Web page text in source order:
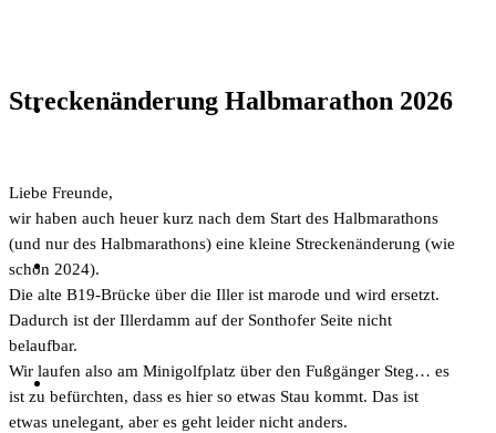
Streckenänderung Halbmarathon 2026
Liebe Freunde,
wir haben auch heuer kurz nach dem Start des Halbmarathons
(und nur des Halbmarathons) eine kleine Streckenänderung (wie
schon 2024).
Die alte B19-Brücke über die Iller ist marode und wird ersetzt.
Dadurch ist der Illerdamm auf der Sonthofer Seite nicht
belaufbar.
Wir laufen also am Minigolfplatz über den Fußgänger Steg… es
ist zu befürchten, dass es hier so etwas Stau kommt. Das ist
etwas unelegant, aber es geht leider nicht anders.